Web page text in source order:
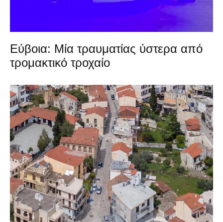
Εύβοια: Μία τραυματίας ύστερα από
τρομακτικό τροχαίο